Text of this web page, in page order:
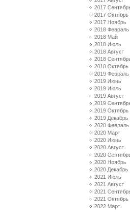
2017
2017 Октябрь
2017 Ноябрь
2018 Февраль
2018 Май
2018 Июль
2018 Август
2018
2018 Октябрь
2019 Февраль
2019 Июнь
2019 Июль
2019 Август
2019
2019 Октябрь
2019 Декабрь
2020 Февраль
2020 Март
2020 Июнь
2020 Август
2020
2020 Ноябрь
2020 Декабрь
2021 Июль
2021 Август
2021
2021 Октябрь
2022 Март